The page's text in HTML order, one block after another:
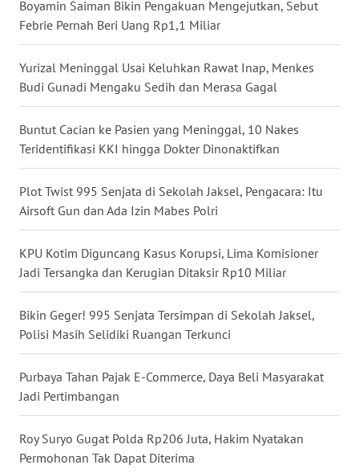
Boyamin Saiman Bikin Pengakuan Mengejutkan, Sebut
Febrie Pernah Beri Uang Rp1,1 Miliar
Yurizal Meninggal Usai Keluhkan Rawat Inap, Menkes
Budi Gunadi Mengaku Sedih dan Merasa Gagal
Buntut Cacian ke Pasien yang Meninggal, 10 Nakes
Teridentifikasi KKI hingga Dokter Dinonaktifkan
Plot Twist 995 Senjata di Sekolah Jaksel, Pengacara: Itu
Airsoft Gun dan Ada Izin Mabes Polri
KPU Kotim Diguncang Kasus Korupsi, Lima Komisioner
Jadi Tersangka dan Kerugian Ditaksir Rp10 Miliar
Bikin Geger! 995 Senjata Tersimpan di Sekolah Jaksel,
Polisi Masih Selidiki Ruangan Terkunci
Purbaya Tahan Pajak E-Commerce, Daya Beli Masyarakat
Jadi Pertimbangan
Roy Suryo Gugat Polda Rp206 Juta, Hakim Nyatakan
Permohonan Tak Dapat Diterima
WN
WN
JOGJA
WN
JATIM
WN
BALI
WN
KALBAR
WN
KALTENG
WN
KALTARA
WN
KALSEL